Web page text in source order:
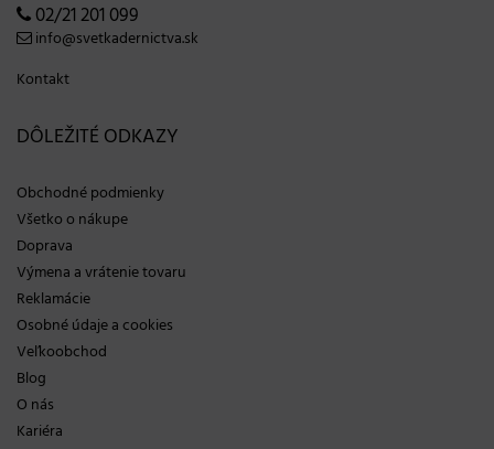
02/21 201 099
info@svetkadernictva.sk
Kontakt
DÔLEŽITÉ ODKAZY
Obchodné podmienky
Všetko o nákupe
Doprava
Výmena a vrátenie tovaru
Reklamácie
Osobné údaje a cookies
Veľkoobchod
Blog
O nás
Kariéra